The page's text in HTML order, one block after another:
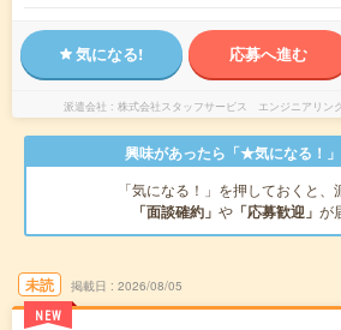
気になる! 応募へ進む
派遣会社 株式会社スタッフサービス エンジニアリン
興味があったら「★気になる！」
「気になる！」を押しておくと、
「面談確約」 や 「応募歓迎」 が
未読
NEW
掲載日 2026/08/05